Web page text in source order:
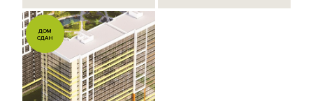
ДОМ
СДАН